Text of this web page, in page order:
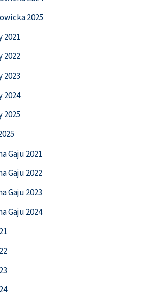
2025
2021
2022
2023
2024
2025
Gaju 2021
Gaju 2022
Gaju 2023
Gaju 2024